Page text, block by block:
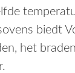
biedt
het